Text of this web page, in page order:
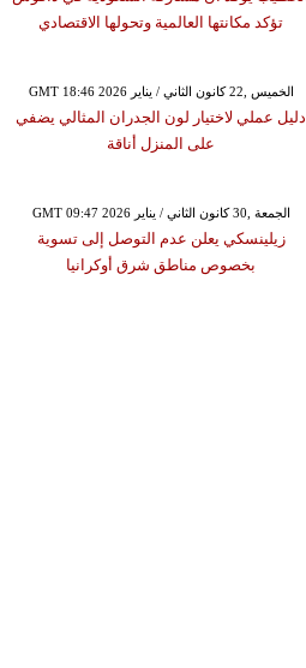
تؤكد مكانتها العالمية وتحولها الاقتصادي
GMT 18:46 2026 الخميس ,22 كانون الثاني / يناير
دليل عملي لاختيار لون الجدران المثالي يضفي
على المنزل أناقة
GMT 09:47 2026 الجمعة ,30 كانون الثاني / يناير
زيلينسكي يعلن عدم التوصل إلى تسوية
بخصوص مناطق شرق أوكرانيا